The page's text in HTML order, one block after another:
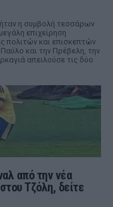
η συμβολή τεσσάρων
επιχείρηση
πολιτών και επισκεπτών
και την Πρέβελη, την
απειλούσε τις δύο
από την νέα
Τζόλη, δείτε